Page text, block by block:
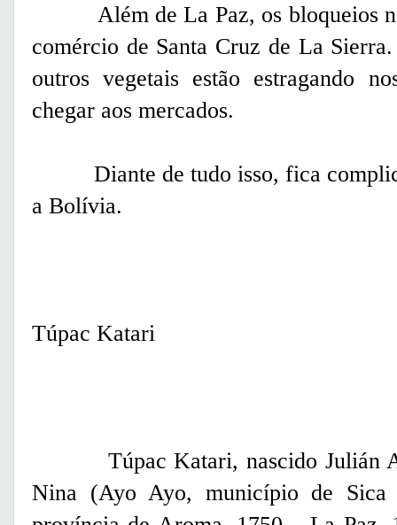
Além de La Paz, os bloqueios
comércio de Santa Cruz de La
outros vegetais estão estragando
chegar aos mercados.
Diante de tudo isso, fica
a Bolívia.
Túpac Katari
Túpac Katari, nascido Julián
Nina (Ayo Ayo, município de Sica